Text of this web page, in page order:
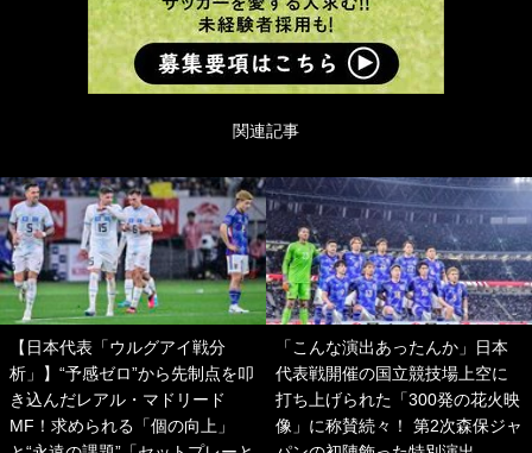
関連記事
【日本代表「ウルグアイ戦分
析」】“予感ゼロ”から先制点を叩
き込んだレアル・マドリード
MF！求められる「個の向上」
「こんな演出あったんか」日本
代表戦開催の国立競技場上空に
打ち上げられた「300発の花火映
像」に称賛続々！ 第2次森保ジャ